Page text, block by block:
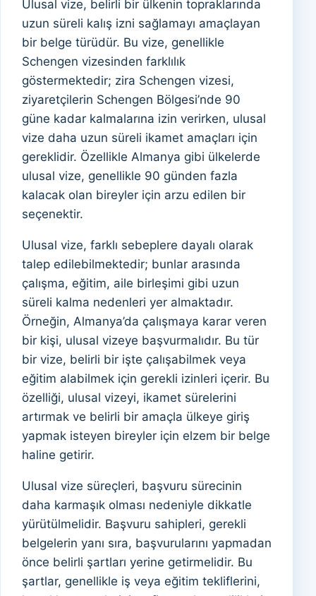
Ulusal vize, belirli bir ülkenin topraklarında
uzun süreli kalış izni sağlamayı amaçlayan
bir belge türüdür. Bu vize, genellikle
Schengen vizesinden farklılık
göstermektedir; zira Schengen vizesi,
ziyaretçilerin Schengen Bölgesi’nde 90
güne kadar kalmalarına izin verirken, ulusal
vize daha uzun süreli ikamet amaçları için
gereklidir. Özellikle Almanya gibi ülkelerde
ulusal vize, genellikle 90 günden fazla
kalacak olan bireyler için arzu edilen bir
seçenektir.
Ulusal vize, farklı sebeplere dayalı olarak
talep edilebilmektedir; bunlar arasında
çalışma, eğitim, aile birleşimi gibi uzun
süreli kalma nedenleri yer almaktadır.
Örneğin, Almanya’da çalışmaya karar veren
bir kişi, ulusal vizeye başvurmalıdır. Bu tür
bir vize, belirli bir işte çalışabilmek veya
eğitim alabilmek için gerekli izinleri içerir. Bu
özelliği, ulusal vizeyi, ikamet sürelerini
artırmak ve belirli bir amaçla ülkeye giriş
yapmak isteyen bireyler için elzem bir belge
haline getirir.
Ulusal vize süreçleri, başvuru sürecinin
daha karmaşık olması nedeniyle dikkatle
yürütülmelidir. Başvuru sahipleri, gerekli
belgelerin yanı sıra, başvurularını yapmadan
önce belirli şartları yerine getirmelidir. Bu
şartlar, genellikle iş veya eğitim tekliflerini,